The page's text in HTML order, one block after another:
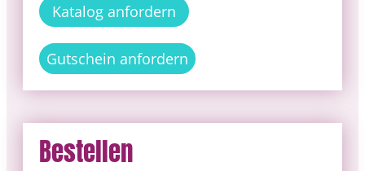
Katalog anfordern
Gutschein anfordern
Bestellen